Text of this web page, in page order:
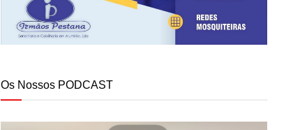
Os Nossos PODCAST